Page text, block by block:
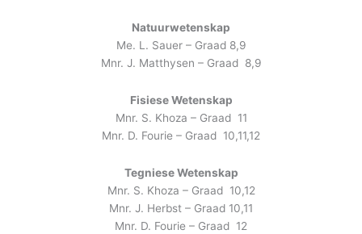
Natuurwetenskap
Me. L. Sauer – Graad 8,9
Mnr. J. Matthysen – Graad 8,9
Fisiese Wetenskap
Mnr. S. Khoza – Graad 11
Mnr. D. Fourie – Graad 10,11,12
Tegniese Wetenskap
Mnr. S. Khoza – Graad 10,12
Mnr. J. Herbst – Graad 10,11
Mnr. D. Fourie – Graad 12